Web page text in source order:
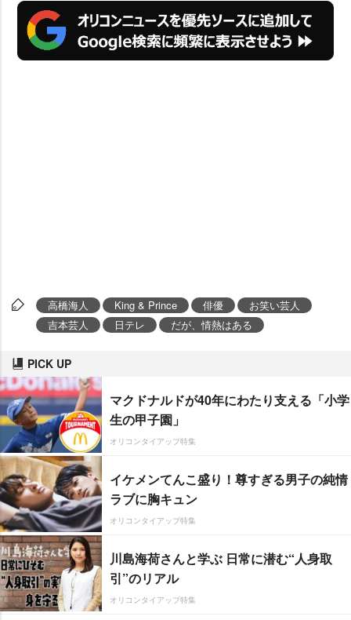
高橋海人 King & Prince 俳優
お笑い芸人
吉本芸人
日テレ だが、情熱はある
PICK UP
マクドナルドが40年にわたり支える「小学
生の甲子園」
オリコンタイアップ特集
イケメンてんこ盛り！尊すぎる男子の純情
ラブに胸キュン
オリコンタイアップ特集
川島海荷さんと学ぶ 日常に潜む“人身取
引”のリアル
オリコンタイアップ特集